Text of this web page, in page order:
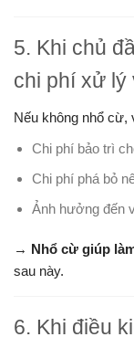
5. Khi chủ
chi phí xử lý
Nếu không nhổ cừ,
Chi phí bảo trì
Chi phí phá bỏ
Ảnh hưởng đến
→ Nhổ cừ giúp
sau này.
6. Khi điều